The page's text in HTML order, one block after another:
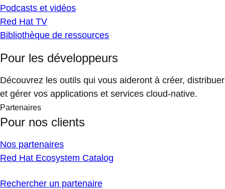
Podcasts et vidéos
Red Hat TV
Bibliothèque de ressources
Pour les développeurs
Découvrez les outils qui vous aideront à créer, distribuer
et gérer vos applications et services cloud-native.
Partenaires
Pour nos clients
Nos partenaires
Red Hat Ecosystem Catalog
Rechercher un partenaire